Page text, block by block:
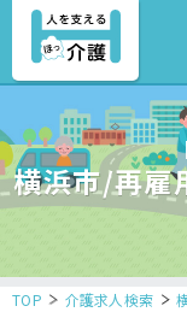
横浜市/再雇
TOP 介護求人検索